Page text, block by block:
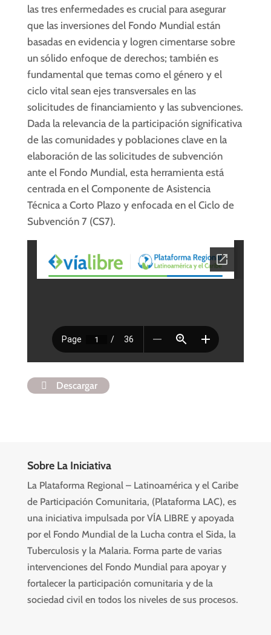
las tres enfermedades es crucial para asegurar
que las inversiones del Fondo Mundial están
basadas en evidencia y logren cimentarse sobre
un sólido enfoque de derechos; también es
fundamental que temas como el género y el
ciclo vital sean ejes transversales en las
solicitudes de financiamiento y las subvenciones.
Dada la relevancia de la participación significativa
de las comunidades y poblaciones clave en la
elaboración de las solicitudes de subvención
ante el Fondo Mundial, esta herramienta está
centrada en el Componente de Asistencia
Técnica a Corto Plazo y enfocada en el Ciclo de
Subvención 7 (CS7).
Descargar
Sobre La Iniciativa
La Plataforma Regional – Latinoamérica y el Caribe
de Participación Comunitaria, (Plataforma LAC), es
una iniciativa impulsada por VÍA LIBRE y apoyada
por el Fondo Mundial de la Lucha contra el Sida, la
Tuberculosis y la Malaria. Forma parte de varias
intervenciones del Fondo Mundial para apoyar y
fortalecer la participación comunitaria y de la
sociedad civil en todos los niveles de sus procesos.